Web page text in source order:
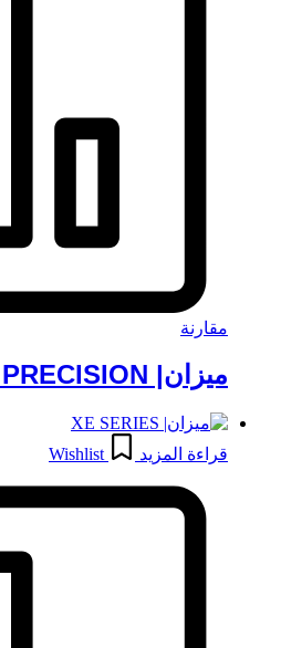
مقارنة
ميزان| EXPLORER™ PRECISION
قراءة المزيد Wishlist